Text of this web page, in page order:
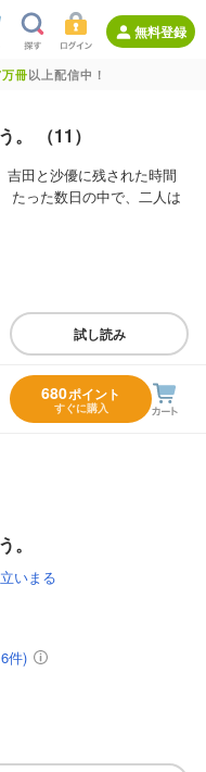
無料登録
冊以上配信中！
。 （11）
吉田と沙優に残された時間
たった数日の中で、二人は
試し読み
680ポイント
すぐに購入
。
いまる
件)